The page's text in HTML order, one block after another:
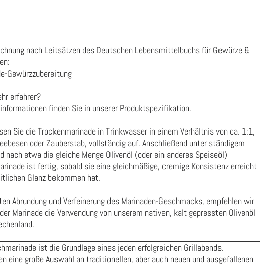
nach Leitsätzen des Deutschen Lebensmittelbuchs für Gewürze &
Gewürzzubereitung
erfahren?
finden Sie in unserer Produktspezifikation.
Sie die Trockenmarinade in Trinkwasser in einem Verhältnis von ca. 1:1,
oder Zauberstab, vollständig auf. Anschließend unter ständigem
nach etwa die gleiche Menge Olivenöl (oder ein anderes Speiseöl)
ist fertig, sobald sie eine gleichmäßige, cremige Konsistenz erreicht
Glanz bekommen hat.
Abrundung und Verfeinerung des Marinaden-Geschmacks, empfehlen wir
Marinade die Verwendung von unserem nativen, kalt gepressten Olivenöl
ist die Grundlage eines jeden erfolgreichen Grillabends.
eine große Auswahl an traditionellen, aber auch neuen und ausgefallenen